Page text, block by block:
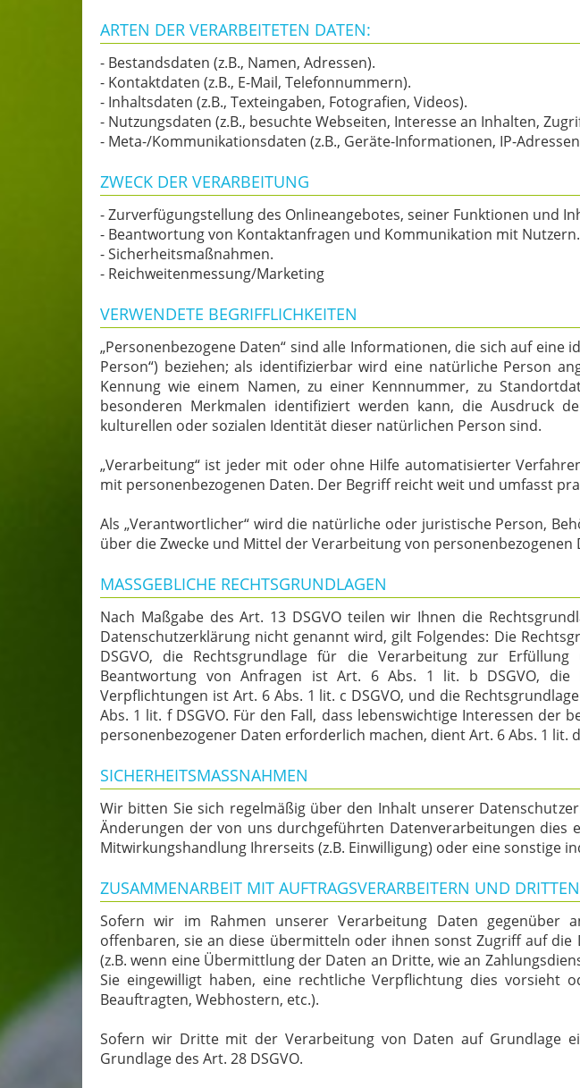
ARTEN DER VERARBEITETEN DATEN:
- Bestandsdaten (z.B., Namen, Adressen).
- Kontaktdaten (z.B., E-Mail, Telefonnummern).
- Inhaltsdaten (z.B., Texteingaben, Fotografien, Videos).
- Nutzungsdaten (z.B., besuchte Webseiten, Interesse an Inhalten,
- Meta-/Kommunikationsdaten (z.B., Geräte-Informationen, IP-
ZWECK DER VERARBEITUNG
- Zurverfügungstellung des Onlineangebotes, seiner Funktionen und
- Beantwortung von Kontaktanfragen und Kommunikation mit Nutzern.
- Sicherheitsmaßnahmen.
- Reichweitenmessung/Marketing
VERWENDETE BEGRIFFLICHKEITEN
„Personenbezogene Daten“ sind alle Informationen, die sich auf
Person“) beziehen; als identifizierbar wird eine natürliche Person
Kennung wie einem Namen, zu einer Kennnummer, zu
besonderen Merkmalen identifiziert werden kann, die Ausdruck
kulturellen oder sozialen Identität dieser natürlichen Person sind.
„Verarbeitung“ ist jeder mit oder ohne Hilfe automatisierter
mit personenbezogenen Daten. Der Begriff reicht weit und umfasst
Als „Verantwortlicher“ wird die natürliche oder juristische Person,
über die Zwecke und Mittel der Verarbeitung von personenbezogenen
MASSGEBLICHE RECHTSGRUNDLAGEN
Nach Maßgabe des Art. 13 DSGVO teilen wir Ihnen die
Datenschutzerklärung nicht genannt wird, gilt Folgendes: Die
DSGVO, die Rechtsgrundlage für die Verarbeitung zur
Beantwortung von Anfragen ist Art. 6 Abs. 1 lit. b DSGVO, die
Verpflichtungen ist Art. 6 Abs. 1 lit. c DSGVO, und die
Abs. 1 lit. f DSGVO. Für den Fall, dass lebenswichtige Interessen
personenbezogener Daten erforderlich machen, dient Art. 6 Abs. 1 lit.
SICHERHEITSMASSNAHMEN
Wir bitten Sie sich regelmäßig über den Inhalt unserer
Änderungen der von uns durchgeführten Datenverarbeitungen
Mitwirkungshandlung Ihrerseits (z.B. Einwilligung) oder eine sonstige
ZUSAMMENARBEIT MIT AUFTRAGSVERARBEITERN UND DRITTEN
Sofern wir im Rahmen unserer Verarbeitung Daten gegenüber
offenbaren, sie an diese übermitteln oder ihnen sonst Zugriff auf
(z.B. wenn eine Übermittlung der Daten an Dritte, wie an
Sie eingewilligt haben, eine rechtliche Verpflichtung dies vorsieht
Beauftragten, Webhostern, etc.).
Sofern wir Dritte mit der Verarbeitung von Daten auf Grundlage
Grundlage des Art. 28 DSGVO.